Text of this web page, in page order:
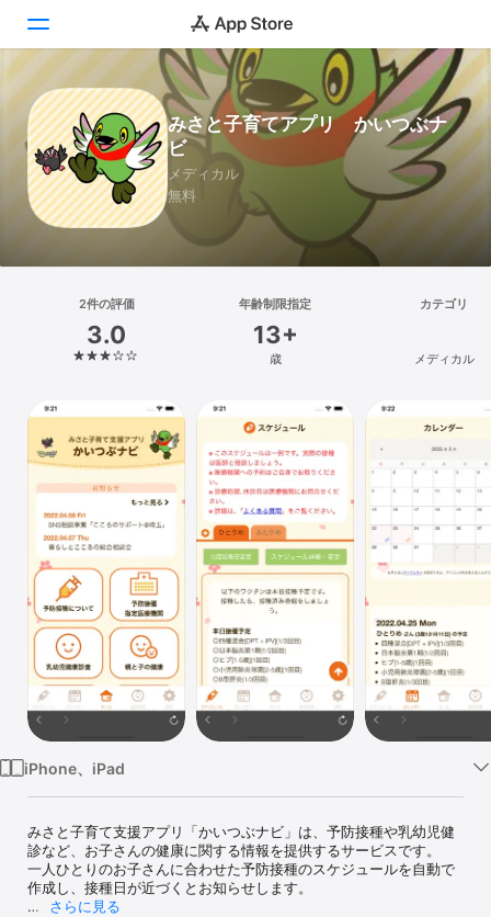
Today
ゲーム
アプリ
検索
プラットフォーム
iPhone
Mac
Vision
TV
みさと子育てアプリ かいつぶナ
ビ
メディカル
無料
2件の評価
3.0
年齢制限指定
13+
歳
カテゴリ
メディカル
iPhone、iPad
みさと子育て支援アプリ「かいつぶナビ」は、予防接種や乳幼児健
診など、お子さんの健康に関する情報を提供するサービスです。
一人ひとりのお子さんに合わせた予防接種のスケジュールを自動で
作成し、接種日が近づくとお知らせします。
さらに見る